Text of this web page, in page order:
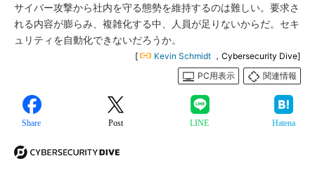
サイバー攻撃から社内を守る態勢を維持するのは難しい。要求さ
れる内容が膨らみ、複雑化する中、人員が足りないからだ。セキ
ュリティを自動化できないだろうか。
[ Kevin Schmidt ，Cybersecurity Dive]
PC用表示
関連情報
Share Post LINE Hatena